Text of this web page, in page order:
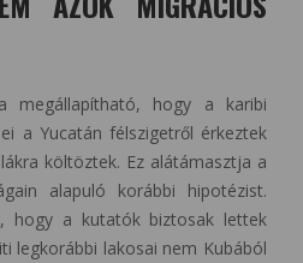
megállapítható, hogy a karibi
a Yucatán félszigetről érkeztek
költöztek. Ez alátámasztja a
alapuló korábbi hipotézist.
hogy a kutatók biztosak lettek
legkorábbi lakosai nem Kubából